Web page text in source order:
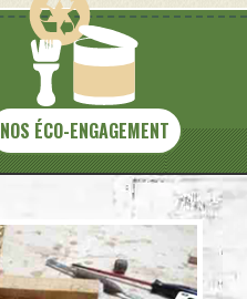
NOS ÉCO-ENGAGEMENT